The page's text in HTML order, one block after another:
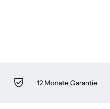
12 Monate Garantie